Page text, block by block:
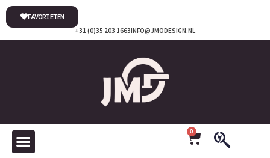
INFO@JMODESIGN.NL
+31 (0)35 203 1663
FAVORIETEN
0